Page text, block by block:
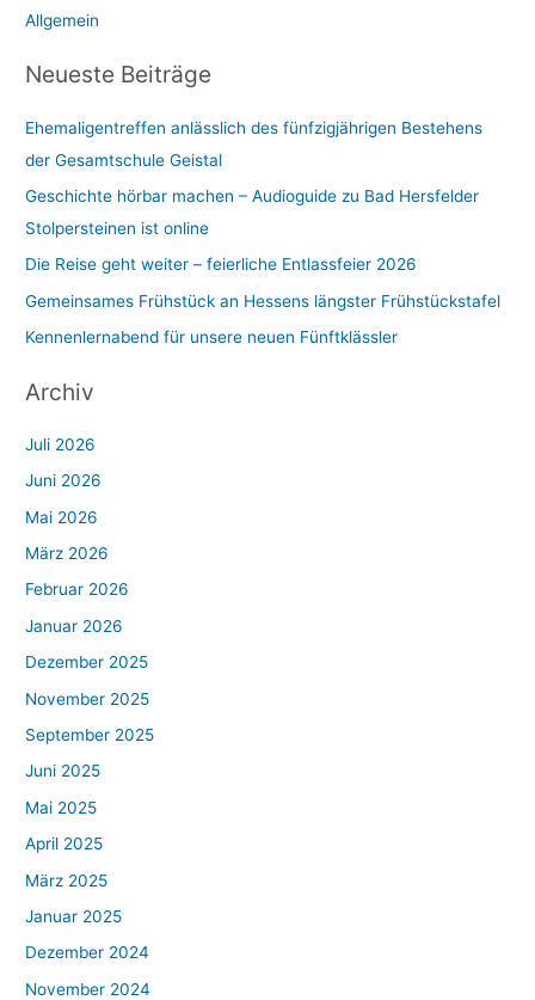
n
n
c
h
:
Allgemein
Neueste Beiträge
Ehemaligentreffen anlässlich des fünfzigjährigen Bestehens
der Gesamtschule Geistal
Geschichte hörbar machen – Audioguide zu Bad Hersfelder
Stolpersteinen ist online
Die Reise geht weiter – feierliche Entlassfeier 2026
Gemeinsames Frühstück an Hessens längster Frühstückstafel
Kennenlernabend für unsere neuen Fünftklässler
Archiv
Juli 2026
Juni 2026
Mai 2026
März 2026
Februar 2026
Januar 2026
Dezember 2025
November 2025
September 2025
Juni 2025
Mai 2025
April 2025
März 2025
Januar 2025
Dezember 2024
November 2024